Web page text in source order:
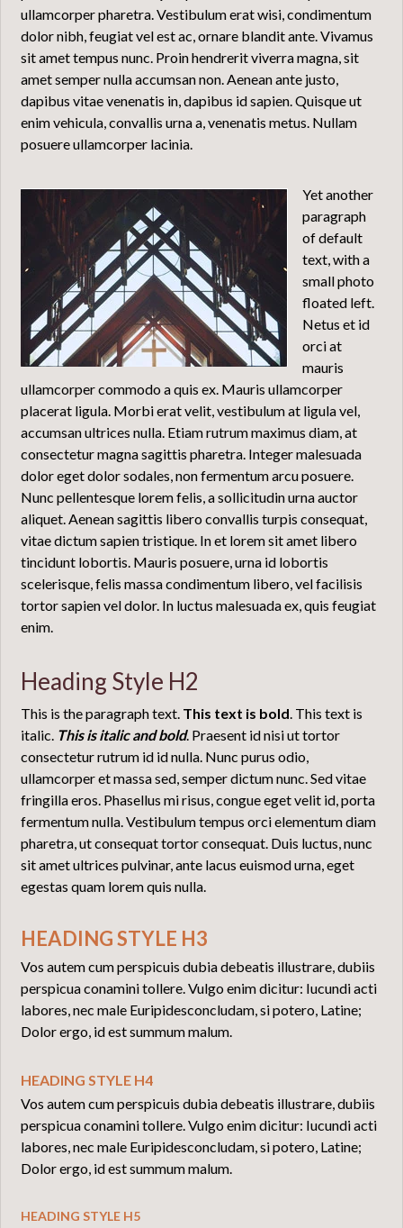
ullamcorper pharetra. Vestibulum erat wisi, condimentum
dolor nibh, feugiat vel est ac, ornare blandit ante. Vivamus
sit amet tempus nunc. Proin hendrerit viverra magna, sit
amet semper nulla accumsan non. Aenean ante justo,
dapibus vitae venenatis in, dapibus id sapien. Quisque ut
enim vehicula, convallis urna a, venenatis metus. Nullam
posuere ullamcorper lacinia.
Yet another
paragraph
of default
text, with a
small photo
floated left.
Netus et id
orci at
mauris
ullamcorper commodo a quis ex. Mauris ullamcorper
placerat ligula. Morbi erat velit, vestibulum at ligula vel,
accumsan ultrices nulla. Etiam rutrum maximus diam, at
consectetur magna sagittis pharetra. Integer malesuada
dolor eget dolor sodales, non fermentum arcu posuere.
Nunc pellentesque lorem felis, a sollicitudin urna auctor
aliquet. Aenean sagittis libero convallis turpis consequat,
vitae dictum sapien tristique. In et lorem sit amet libero
tincidunt lobortis. Mauris posuere, urna id lobortis
scelerisque, felis massa condimentum libero, vel facilisis
tortor sapien vel dolor. In luctus malesuada ex, quis feugiat
enim.
Heading Style H2
This is the paragraph text. This text is bold. This text is
italic. This is italic and bold. Praesent id nisi ut tortor
consectetur rutrum id id nulla. Nunc purus odio,
ullamcorper et massa sed, semper dictum nunc. Sed vitae
fringilla eros. Phasellus mi risus, congue eget velit id, porta
fermentum nulla. Vestibulum tempus orci elementum diam
pharetra, ut consequat tortor consequat. Duis luctus, nunc
sit amet ultrices pulvinar, ante lacus euismod urna, eget
egestas quam lorem quis nulla.
HEADING STYLE H3
Vos autem cum perspicuis dubia debeatis illustrare, dubiis
perspicua conamini tollere. Vulgo enim dicitur: Iucundi acti
labores, nec male Euripidesconcludam, si potero, Latine;
Dolor ergo, id est summum malum.
HEADING STYLE H4
Vos autem cum perspicuis dubia debeatis illustrare, dubiis
perspicua conamini tollere. Vulgo enim dicitur: Iucundi acti
labores, nec male Euripidesconcludam, si potero, Latine;
Dolor ergo, id est summum malum.
HEADING STYLE H5